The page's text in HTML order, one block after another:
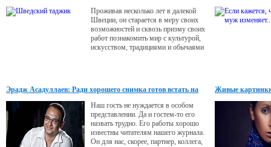
Проживая несколько лет в далекой
Швеции, он старается в меру своих
возможностей и сквозь призму своих
работ познакомить мир с культурой,
искусством, традициями и обычаями
Эрадж Асадуллаев: Ради хорошего снимка готов встать на
Наш гость не нуждается в особом
представлении. Да и гостем-то его
назвать трудно. Его работы хорошо
известны читателям нашего журнала.
Он для нас, скорее, партнер, коллега,
Живые